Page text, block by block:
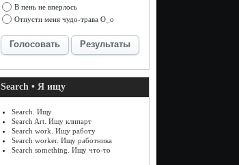
В пень не вперлось
Отпусти меня чудо-трава О_о
Голосовать Результаты
Search • Я ищу
Search. Ищу
Search Art. Ищу клипарт
Search work. Ищу работу
Search worker. Ищу работника
Search something. Ищу что-то